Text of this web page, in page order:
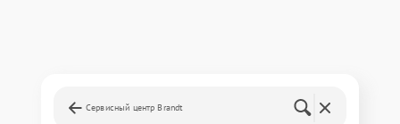
Сервисный центр Brandt